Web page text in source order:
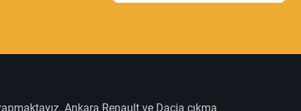
Ankara Renault ve Dacia çıkma